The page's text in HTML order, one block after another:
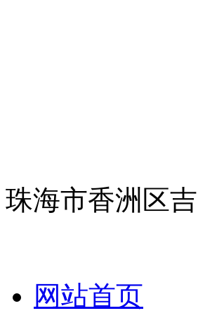
珠海市香洲区
网站首页